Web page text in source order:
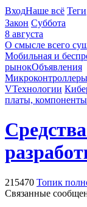
ВходНаше всё Теги
Закон Суббота
8 августа
О смысле всего
Мобильная и
рынокОбъявления
Микроконтроллеры
VТехнологии
платы, компоненты
215470 Топик
Связанные